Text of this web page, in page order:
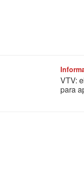
VTV:
para